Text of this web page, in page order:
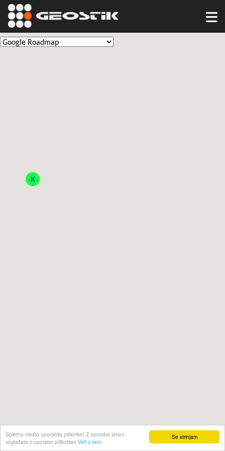
Se strinjam
Spletno mesto uporablja piškotke! Z uporabo strani
soglašate z uporabo piškotkov Več o tem
≡
. )( .